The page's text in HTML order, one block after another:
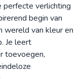
perfecte verlichting
begin van
wereld van kleur en
Je leert
toevoegen,